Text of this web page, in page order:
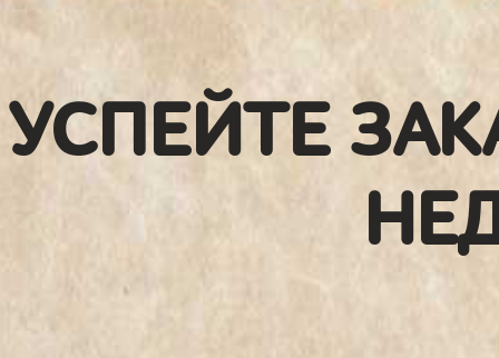
УСПЕЙТЕ